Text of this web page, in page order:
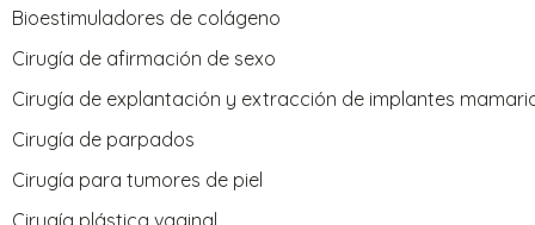
Bioestimuladores de colágeno
Cirugía de afirmación de sexo
Cirugía de explantación y extracción de implantes
Cirugía de parpados
Cirugía para tumores de piel
Cirugía plástica vaginal